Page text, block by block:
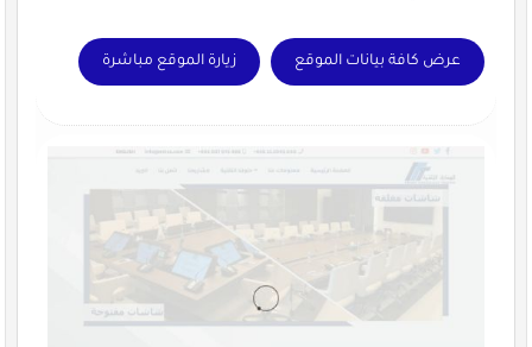
عرض كافة بيانات الموقع زيارة الموقع مباشرة